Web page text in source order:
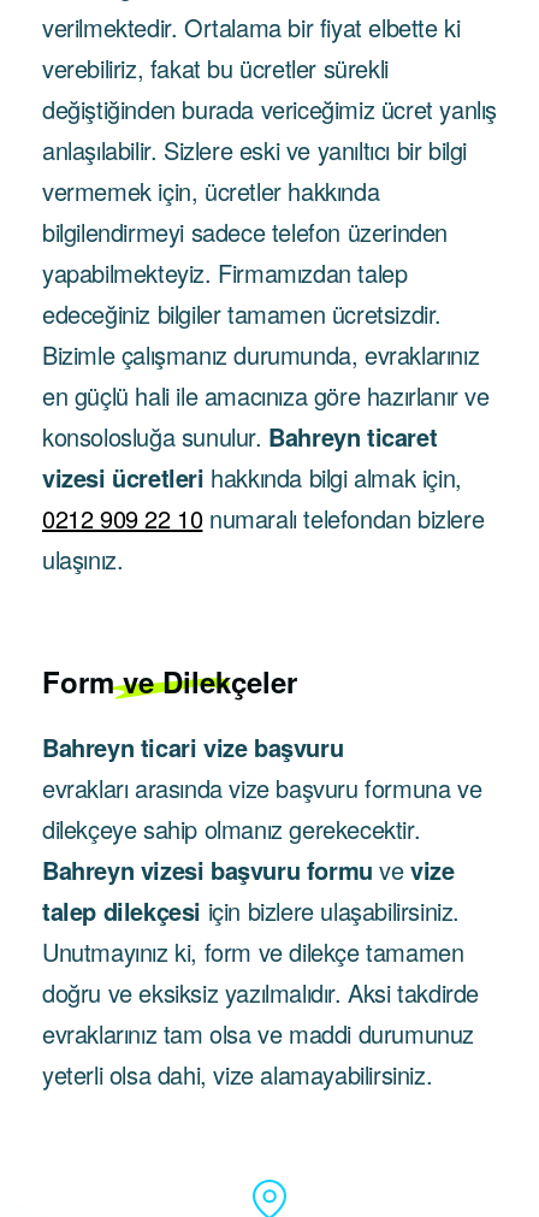
verilmektedir. Ortalama bir fiyat elbette ki
verebiliriz, fakat bu ücretler sürekli
değiştiğinden burada vericeğimiz ücret yanlış
anlaşılabilir. Sizlere eski ve yanıltıcı bir bilgi
vermemek için, ücretler hakkında
bilgilendirmeyi sadece telefon üzerinden
yapabilmekteyiz. Firmamızdan talep
edeceğiniz bilgiler tamamen ücretsizdir.
Bizimle çalışmanız durumunda, evraklarınız
en güçlü hali ile amacınıza göre hazırlanır ve
konsolosluğa sunulur. Bahreyn ticaret
vizesi ücretleri hakkında bilgi almak için,
0212 909 22 10numaralı telefondan bizlere
ulaşınız.
Form ve Dilekçeler
Bahreyn ticari vize başvuru
evrakları arasında vize başvuru formuna ve
dilekçeye sahip olmanız gerekecektir.
Bahreyn vizesi başvuru formu vevize
talep dilekçesi için bizlere ulaşabilirsiniz.
Unutmayınız ki, form ve dilekçe tamamen
doğru ve eksiksiz yazılmalıdır. Aksi takdirde
evraklarınız tam olsa ve maddi durumunuz
yeterli olsa dahi, vize alamayabilirsiniz.